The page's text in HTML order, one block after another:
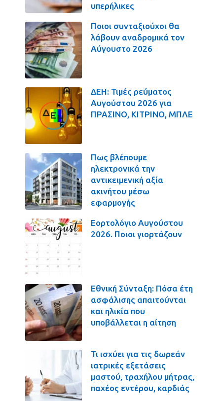
υπερήλικες
Ποιοι συνταξιούχοι θα
λάβουν αναδρομικά τον
Αύγουστο 2026
ΔΕΗ: Τιμές ρεύματος
Αυγούστου 2026 για
ΠΡΑΣΙΝΟ, ΚΙΤΡΙΝΟ, ΜΠΛΕ
Πως βλέπουμε
ηλεκτρονικά την
αντικειμενική αξία
ακινήτου μέσω
εφαρμογής
Εορτολόγιο Αυγούστου
2026. Ποιοι γιορτάζουν
Εθνική Σύνταξη: Πόσα έτη
ασφάλισης απαιτούνται
και ηλικία που
υποβάλλεται η αίτηση
Τι ισχύει για τις δωρεάν
ιατρικές εξετάσεις
μαστού, τραχήλου μήτρας,
παχέος εντέρου, καρδιάς